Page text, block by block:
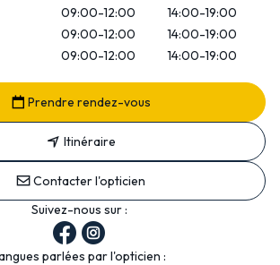
09:00-12:00
14:00-19:00
09:00-12:00
14:00-19:00
09:00-12:00
14:00-19:00
Prendre rendez-vous
Itinéraire
Contacter l'opticien
Suivez-nous sur :
parlées par l'opticien :